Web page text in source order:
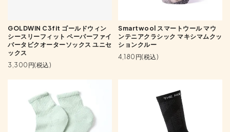
GOLDWIN C3fit ゴールドウィン
シースリーフィット ペーパーファイ
バータビクオーターソックス ユニセ
ックス
3,300円(税込)
Smartwool スマートウール マウ
ンテニアクラシック マキシマムクッ
ションクルー
4,180円(税込)